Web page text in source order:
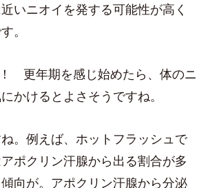
いニオイを発する可能性が高く
。
更年期を感じ始めたら、体のニ
かけるとよさそうですね。
。例えば、ホットフラッシュで
ポクリン汗腺から出る割合が多
向が。アポクリン汗腺から分泌